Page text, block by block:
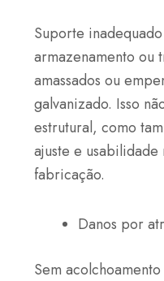
Suporte
armazenamento ou
amassados ou
galvanizado. Isso
estrutural, como
ajuste e usabilidade
fabricação.
Danos por
Sem